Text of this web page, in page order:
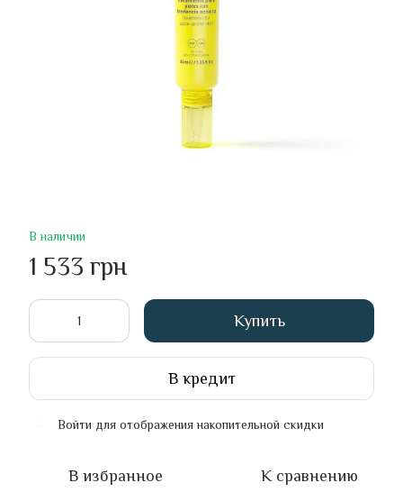
В наличии
1 533 грн
Купить
В кредит
Войти для отображения накопительной скидки
В избранное К сравнению